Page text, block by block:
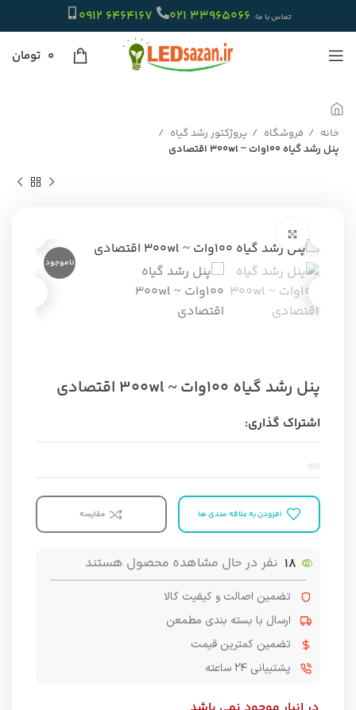
تماس با ما: 33965066 021
6464167 0912
۰ تومان
خانه فروشگاه
پروژکتور رشد گیاه
پنل رشد گیاه ۱۰۰وات ~ ۳۰۰wl اقتصادی
ناموجود
پنل رشد گیاه ۱۰۰وات ~ ۳۰۰wl اقتصادی
اشتراک گذاری:
افزودن به علاقه مندی ها مقایسه
18 نفر در حال مشاهده محصول هستند
تضمین اصالت و کیفیت کالا
ارسال با بسته بندی مطمعن
تضمین کمترین قیمت
پشتیبانی ۲۴ ساعته